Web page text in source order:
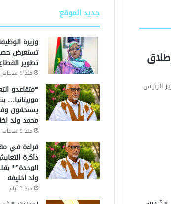
الرئيس
جديد الموقع
وزيرة
تطوير
منذ 9 ساعات
*متقاعدو
موريتانيا…
يستحقون
محمد ولد
منذ 9 ساعات
قراءة في
ذاكرة
الوحدة”*
ولد اخليفه
منذ 3 أيام